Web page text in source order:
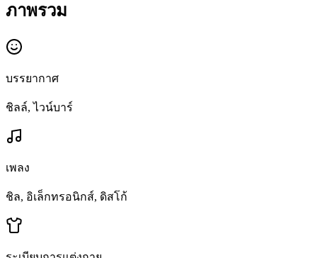
ภาพรวม
บรรยากาศ
ชิลล์, ไวน์บาร์
เพลง
ชิล, อิเล็กทรอนิกส์, ดิสโก้